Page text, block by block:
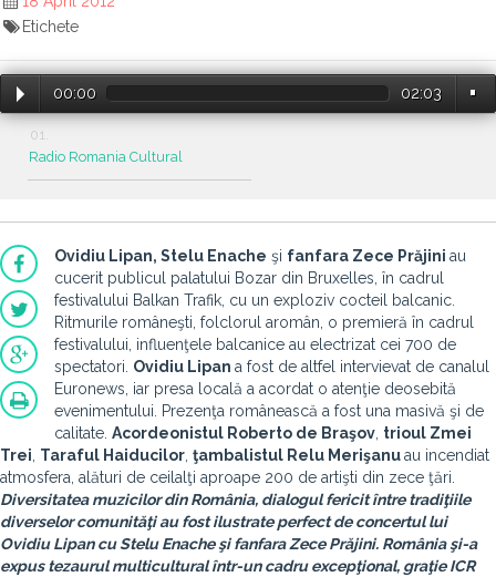
Etichete
00:00 02:03
Radio Romania Cultural
Ovidiu Lipan, Stelu Enache şi fanfara Zece Prăjini au
cucerit publicul palatului Bozar din Bruxelles, în cadrul
festivalului Balkan Trafik, cu un exploziv cocteil balcanic.
Ritmurile româneşti, folclorul aromân, o premieră în cadrul
festivalului, influenţele balcanice au electrizat cei 700 de
spectatori. Ovidiu Lipan a fost de altfel intervievat de canalul
Euronews, iar presa locală a acordat o atenţie deosebită
evenimentului. Prezenţa românească a fost una masivă şi de
calitate. Acordeonistul Roberto de Braşov trioul Zmei
Trei Taraful Haiducilor ţambalistul Relu Merişanuau incendiat
atmosfera, alături de ceilalţi aproape 200 de artişti din zece ţări.
Diversitatea muzicilor din România, dialogul fericit între tradiţiile
diverselor comunităţi au fost ilustrate perfect de concertul lui
Ovidiu Lipan cu Stelu Enache şi fanfara Zece Prăjini. România şi-a
expus tezaurul multicultural într-un cadru excepţional, graţieICR